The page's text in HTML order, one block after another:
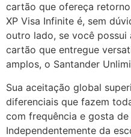
cartão que ofereça
XP Visa Infinite é, sem
outro lado, se você possui
cartão que entregue
amplos, o Santander
Sua aceitação global
diferenciais que fazem
com frequência e gosta
Independentemente da